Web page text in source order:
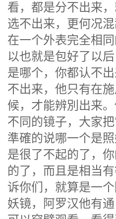
看，都是分不出来
选不出来，更何况
在一个外表完全相
以也就是包好了以
是哪个，你都认不
不出来，他只有在
候，才能辨別出来
不同的镜子，大家
準確的说哪一个是
是很了不起的了，
的了，而且是相当
诉你们，就算是一
妖镜，阿罗汉他有